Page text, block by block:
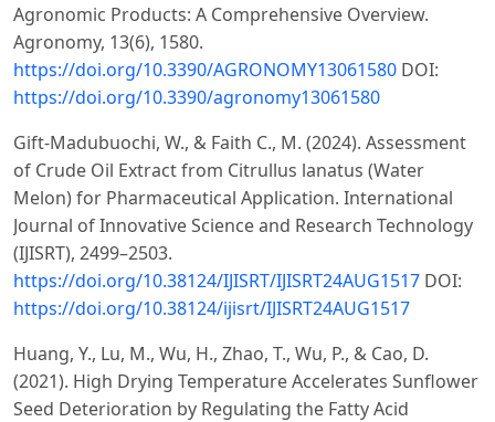
Agronomic Products: A Comprehensive Overview.
Agronomy, 13(6), 1580.
https://doi.org/10.3390/AGRONOMY13061580 DOI:
https://doi.org/10.3390/agronomy13061580
Gift-Madubuochi, W., & Faith C., M. (2024). Assessment
of Crude Oil Extract from Citrullus lanatus (Water
Melon) for Pharmaceutical Application. International
Journal of Innovative Science and Research Technology
(IJISRT), 2499–2503.
https://doi.org/10.38124/IJISRT/IJISRT24AUG1517 DOI:
https://doi.org/10.38124/ijisrt/IJISRT24AUG1517
Huang, Y., Lu, M., Wu, H., Zhao, T., Wu, P., & Cao, D.
(2021). High Drying Temperature Accelerates Sunflower
Seed Deterioration by Regulating the Fatty Acid